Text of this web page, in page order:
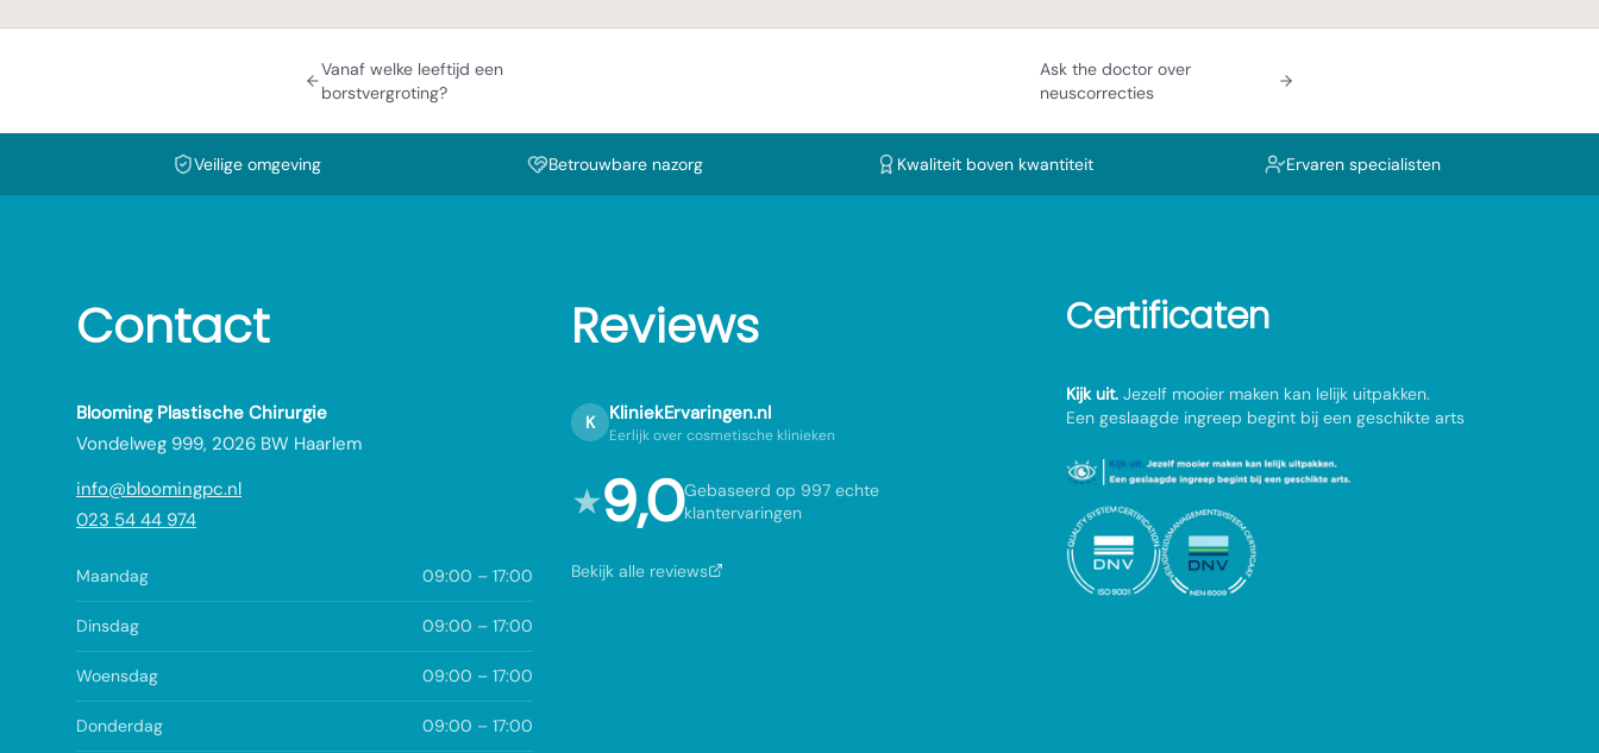
Vanaf welke leeftijd een
borstvergroting?
Ask the doctor over
neuscorrecties
Veilige omgeving Betrouwbare nazorg Kwaliteit boven kwantiteit Ervaren specialisten
Contact
Blooming Plastische Chirurgie
Vondelweg 999, 2026 BW Haarlem
info@bloomingpc.nl
023 54 44 974
Maandag 09:00 – 17:00
Dinsdag 09:00 – 17:00
Woensdag 09:00 – 17:00
Donderdag 09:00 – 17:00
Reviews
K KliniekErvaringen.nl
Eerlijk over cosmetische klinieken
★9,0Gebaseerd op 997 echte
klantervaringen
Bekijk alle reviews
Certificaten
Kijk uit. Jezelf mooier maken kan lelijk uitpakken.
Een geslaagde ingreep begint bij een geschikte arts